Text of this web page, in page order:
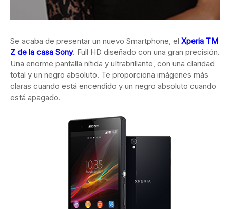
Se acaba de presentar un nuevo Smartphone, el Xperia TM
Z de la casa Sony. Full HD diseñado con una gran precisión.
Una enorme pantalla nítida y ultrabrillante, con una claridad
total y un negro absoluto. Te proporciona imágenes más
claras cuando está encendido y un negro absoluto cuando
está apagado.